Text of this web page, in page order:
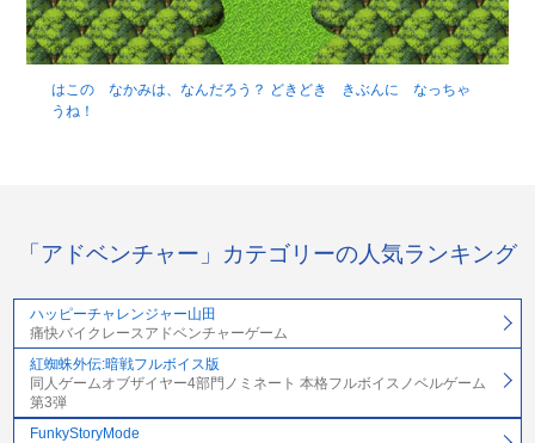
はこの なかみは、なんだろう？ どきどき きぶんに なっちゃ
うね！
「アドベンチャー」カテゴリーの人気ランキング
ハッピーチャレンジャー山田
痛快バイクレースアドベンチャーゲーム
紅蜘蛛外伝:暗戦フルボイス版
同人ゲームオブザイヤー4部門ノミネート 本格フルボイスノベルゲーム
第3弾
FunkyStoryMode